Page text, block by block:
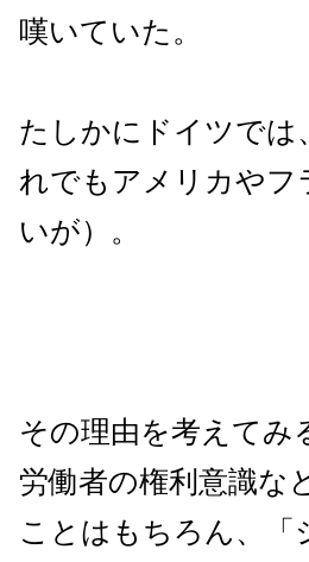
嘆いていた。
たしかにドイツでは
れでもアメリカやフ
いが）。
その理由を考えてみ
労働者の権利意識な
ことはもちろん、